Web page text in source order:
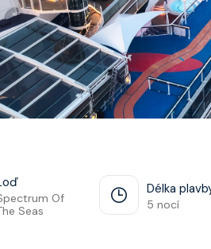
Of
Seas
Délka
5 nocí